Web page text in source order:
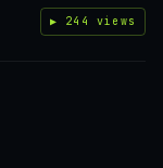
▶ 244 views